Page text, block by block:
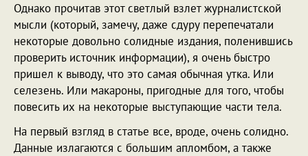
Однако прочитав этот светлый взлет журналистской
мысли (который, замечу, даже сдуру перепечатали
некоторые довольно солидные издания, поленившись
проверить источник информации), я очень быстро
пришел к выводу, что это самая обычная утка. Или
селезень. Или макароны, пригодные для того, чтобы
повесить их на некоторые выступающие части тела.
На первый взгляд в статье все, вроде, очень солидно.
Данные излагаются с большим апломбом, а также